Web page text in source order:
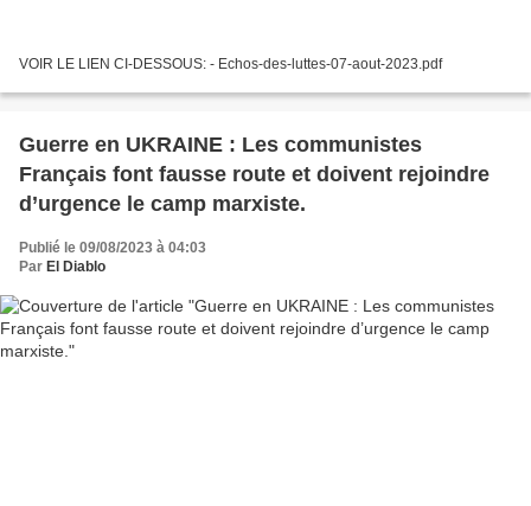
VOIR LE LIEN CI-DESSOUS: - Echos-des-luttes-07-aout-2023.pdf
Guerre en UKRAINE : Les communistes
Français font fausse route et doivent rejoindre
d’urgence le camp marxiste.
Publié le 09/08/2023 à 04:03
Par El Diablo